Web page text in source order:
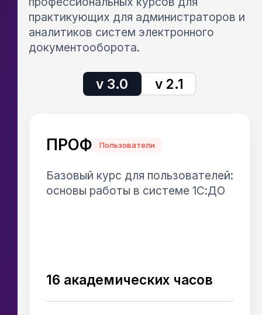
практикующих для администраторов и
аналитиков систем электронного
документооборота.
v 3.0 v 2.1
ПРОФ Пользователи
Базовый курс для пользователей:
основы работы в системе 1С:ДО
16 академических часов